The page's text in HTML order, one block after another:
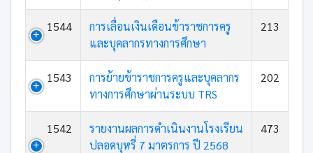
1544
การเลื่อนเงินเดือนข้าราชการครู
และบุคลากรทางการศึกษา
213
1543
การย้ายข้าราชการครูและบุคลากร
ทางการศึกษาผ่านระบบ TRS
202
1542
รายงานผลการดำเนินงานโรงเรียน
ปลอดบุหรี่ 7 มาตรการ ปี 2568
473